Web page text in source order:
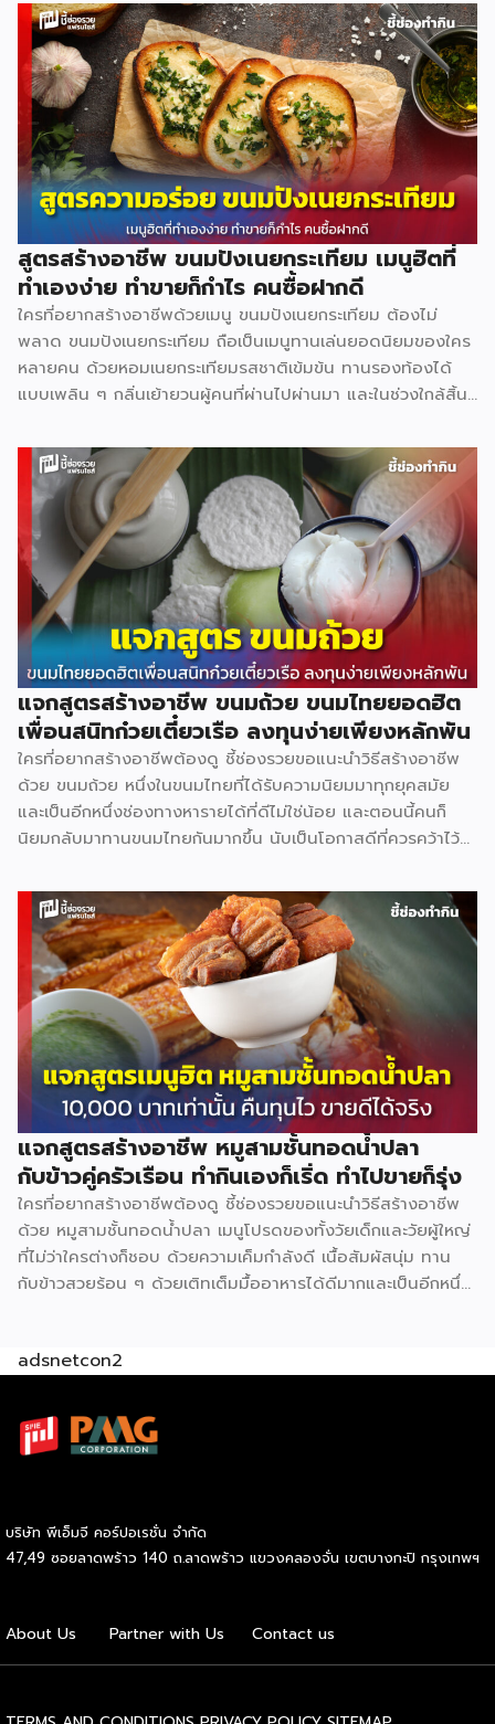
สูตรสร้างอาชีพ ขนมปังเนยกระเทียม เมนูฮิตที่
ทำเองง่าย ทำขายก็กำไร คนซื้อฝากดี
ใครที่อยากสร้างอาชีพด้วยเมนู ขนมปังเนยกระเทียม ต้องไม่
พลาด ขนมปังเนยกระเทียม ถือเป็นเมนูทานเล่นยอดนิยมของใคร
หลายคน ด้วยหอมเนยกระเทียมรสชาติเข้มข้น ทานรองท้องได้
แบบเพลิน ๆ กลิ่นเย้ายวนผู้คนที่ผ่านไปผ่านมา และในช่วงใกล้สิ้น
หลัก ขนมปังแซนด์วิช 480 ก. 40 บาท น้ำตาลทราย 3 กก. 69
บาท พริกไทยป่น 60 ก. 75 บาท กระเทียมจีน 1 กก. 75 บาท เนย
สดเค็ม 500 ก. 105 บาท อุปกรณ์ที่จำเป็น มีดหั่นขนมปัง 150
บาท ถาดอบเล็ก 60 บาท เตาอบเล็ก 1,200 บาท ถุงหูหิ้ว 1.5
กก. 125 บาท ถุงคุกกี้ 500 ก. […]
แจกสูตรสร้างอาชีพ ขนมถ้วย ขนมไทยยอดฮิต
เพื่อนสนิทก๋วยเตี๋ยวเรือ ลงทุนง่ายเพียงหลักพัน
ใครที่อยากสร้างอาชีพต้องดู ชี้ช่องรวยขอแนะนำวิธีสร้างอาชีพ
ด้วย ขนมถ้วย หนึ่งในขนมไทยที่ได้รับความนิยมมาทุกยุคสมัย
และเป็นอีกหนึ่งช่องทางหารายได้ที่ดีไม่ใช่น้อย และตอนนี้คนก็
นิยมกลับมาทานขนมไทยกันมากขึ้น นับเป็นโอกาสดีที่ควรคว้าไว้
เท่าไร ใช้อุปกรณ์อะไรบ้าง (มีแจกสูตร) วัตถุดิบหลัก แป้งข้าวเจ้า
2 กก. 64 บาท แป้งมัน 1 กก. 40 บาท แป้งท้าวยายม่อม 480 ก.
28 บาท กะทิ 2 กก. 135 บาท หัวกะทิ 1,000 มล. 82 บาท น้ำตาล
ปี๊บ 1 กก. 45 บาท ใบเตย 5 กำ 100 บาท สีผสมอาหารสีเขียว 19
บาท เกลือ 7 บาท […]
แจกสูตรสร้างอาชีพ หมูสามชั้นทอดน้ำปลา
กับข้าวคู่ครัวเรือน ทำกินเองก็เริ่ด ทำไปขายก็รุ่ง
ใครที่อยากสร้างอาชีพต้องดู ชี้ช่องรวยขอแนะนำวิธีสร้างอาชีพ
ด้วย หมูสามชั้นทอดน้ำปลา เมนูโปรดของทั้งวัยเด็กและวัยผู้ใหญ่
ที่ไม่ว่าใครต่างก็ชอบ ด้วยความเค็มกำลังดี เนื้อสัมผัสนุ่ม ทาน
กับข้าวสวยร้อน ๆ ด้วยเติทเต็มมื้ออาหารได้ดีมากและเป็นอีกหนึ่ง
วัตถุดิบหลัก หมูสามชั้น 2 กก. 340 บาท น้ำปลา 1.5 ลิตร 57
บาท มะนาว 10 ลูก 26 บาท ข้าวคั่ว 70 ก. 45 บาท พริกป่น 100
ก. 22 บาท หอมแดง 500 ก. 45 […]
adsnetcon2
บริษัท พีเอ็มจี คอร์ปอเรชั่น จำกัด
47,49 ซอยลาดพร้าว 140 ถ.ลาดพร้าว แขวงคลองจั่น เขตบางกะปิ กรุงเทพฯ
About Us Partner with Us Contact us